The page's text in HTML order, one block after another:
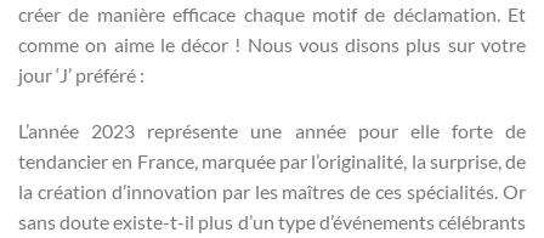
créer de manière efficace chaque motif de déclamation. Et
comme on aime le décor ! Nous vous disons plus sur votre
jour ‘J’ préféré :
L’année 2023 représente une année pour elle forte de
tendancier en France, marquée par l’originalité, la surprise, de
la création d’innovation par les maîtres de ces spécialités. Or
sans doute existe-t-il plus d’un type d’événements célébrants